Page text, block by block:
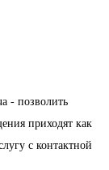
позволить
приходят как
с контактной